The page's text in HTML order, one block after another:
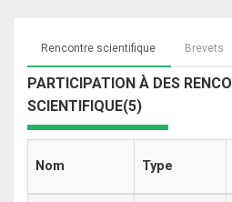
Rencontre scientifique Brevets
PARTICIPATION À DES
SCIENTIFIQUE(5)
Nom Type